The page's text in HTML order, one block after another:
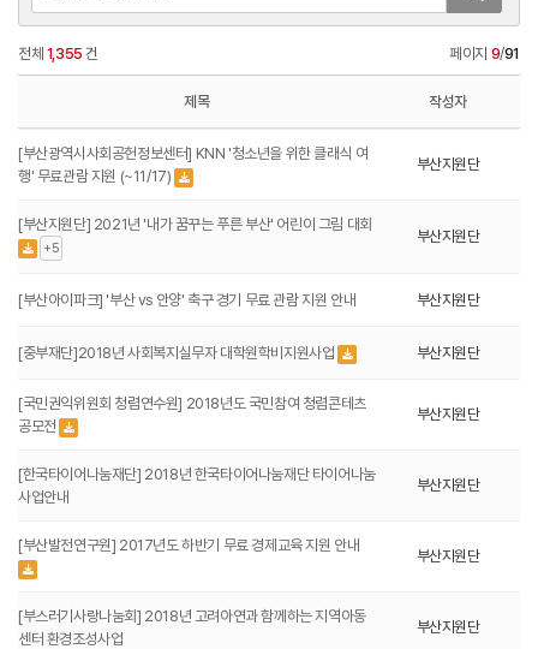
전체 1,355 건 페이지 9/91
제목 작성자
[부산광역시사회공헌정보센터] KNN '청소년을 위한 클래식 여
행' 무료관람 지원 (~11/17)
부산지원단
[부산지원단] 2021년 '내가 꿈꾸는 푸른 부산' 어린이 그림 대회
+5
부산지원단
[부산아이파크] '부산 vs 안양' 축구 경기 무료 관람 지원 안내 부산지원단
[중부재단]2018년 사회복지실무자 대학원학비지원사업 부산지원단
[국민권익위원회 청렴연수원] 2018년도 국민참여 청렴콘테츠
공모전
부산지원단
[한국타이어나눔재단] 2018년 한국타이어나눔재단 타이어나눔
사업안내
부산지원단
[부산발전연구원] 2017년도 하반기 무료 경제교육 지원 안내
부산지원단
[부스러기사랑나눔회] 2018년 고려아연과 함께하는 지역아동
센터 환경조성사업
부산지원단